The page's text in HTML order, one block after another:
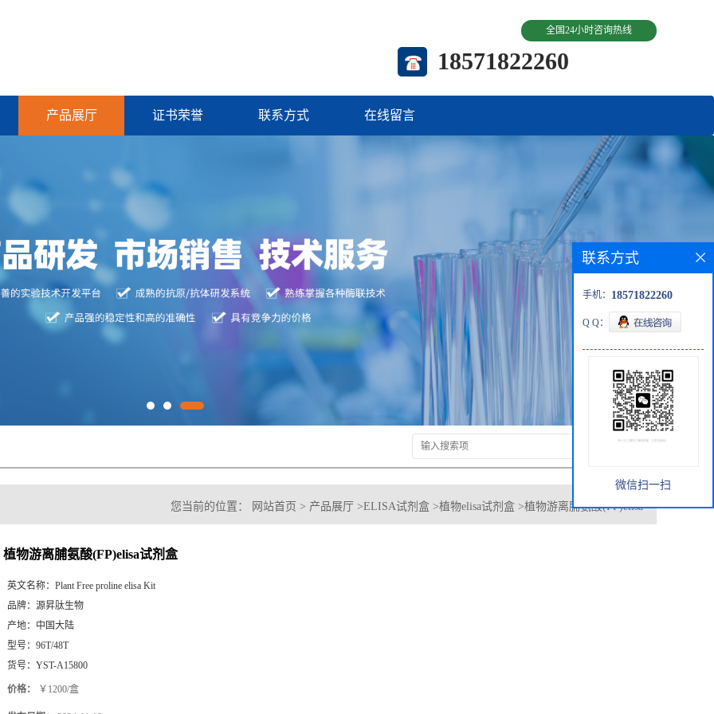
全国24小时咨询热线
18571822260
产品展厅 证书荣誉 联系方式 在线留言
您当前的位置： 网站首页 > 产品展厅 >ELISA试剂盒 >植物elisa试剂盒 >植物游离脯氨酸(FP)elisa
植物游离脯氨酸(FP)elisa试剂盒
英文名称： Plant Free proline elisa Kit
品牌： 源昇肽生物
产地： 中国大陆
型号： 96T/48T
货号： YST-A15800
价格： ￥1200/盒
联系方式
手机： 18571822260
Q Q：
微信扫一扫